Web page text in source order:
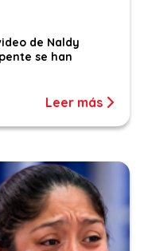
de Naldy
se han
Leer más